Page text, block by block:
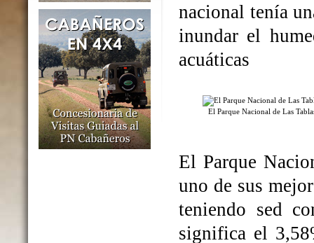
nacional tenía
inundar el
acuáticas
El Parque Nacional de Las
El Parque
uno de sus
teniendo sed
significa el